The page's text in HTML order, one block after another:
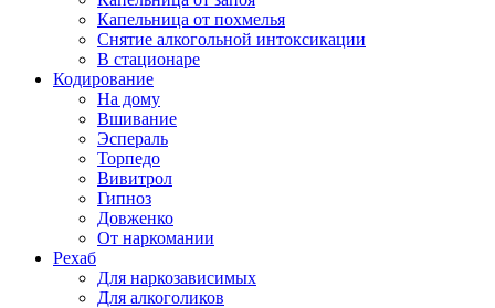
Капельница от похмелья
Снятие алкогольной интоксикации
В стационаре
Кодирование
На дому
Вшивание
Эспераль
Торпедо
Вивитрол
Гипноз
Довженко
От наркомании
Рехаб
Для наркозависимых
Для алкоголиков